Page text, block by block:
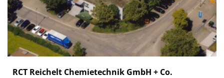
RCT Reichelt Chemietechnik GmbH + Co.